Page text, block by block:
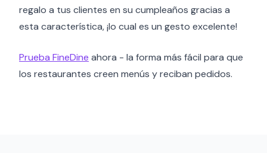
regalo a tus clientes en su cumpleaños gracias a
esta característica, ¡lo cual es un gesto excelente!
Prueba FineDine ahora - la forma más fácil para que
los restaurantes creen menús y reciban pedidos.